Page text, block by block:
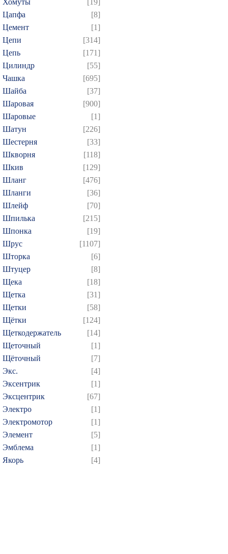
Хомуты
[19]
Цапфа
[8]
Цемент
[1]
Цепи
[314]
Цепь
[171]
Цилиндр
[55]
Чашка
[695]
Шайба
[37]
Шаровая
[900]
Шаровые
[1]
Шатун
[226]
Шестерня
[33]
Шкворня
[118]
Шкив
[129]
Шланг
[476]
Шланги
[36]
Шлейф
[70]
Шпилька
[215]
Шпонка
[19]
Шрус
[1107]
Шторка
[6]
Штуцер
[8]
Щека
[18]
Щетка
[31]
Щетки
[58]
Щётки
[124]
Щеткодержатель
[14]
Щеточный
[1]
Щёточный
[7]
Экс.
[4]
Эксентрик
[1]
Эксцентрик
[67]
Электро
[1]
Электромотор
[1]
Элемент
[5]
Эмблема
[1]
Якорь
[4]